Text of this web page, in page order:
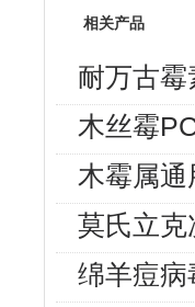
相关产品
耐万古
木丝霉
木霉属
莫氏立
绵羊痘